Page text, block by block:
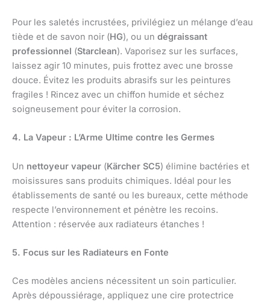
Pour les saletés incrustées, privilégiez un mélange d’eau
tiède et de savon noir (HG), ou un dégraissant
professionnel (Starclean). Vaporisez sur les surfaces,
laissez agir 10 minutes, puis frottez avec une brosse
douce. Évitez les produits abrasifs sur les peintures
fragiles ! Rincez avec un chiffon humide et séchez
soigneusement pour éviter la corrosion.
4. La Vapeur : L’Arme Ultime contre les Germes
Un nettoyeur vapeur (Kärcher SC5) élimine bactéries et
moisissures sans produits chimiques. Idéal pour les
établissements de santé ou les bureaux, cette méthode
respecte l’environnement et pénètre les recoins.
Attention : réservée aux radiateurs étanches !
5. Focus sur les Radiateurs en Fonte
Ces modèles anciens nécessitent un soin particulier.
Après dépoussiérage, appliquez une cire protectrice